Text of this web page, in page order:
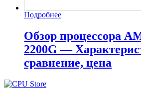
Подробнее
Обзор процессора
2200G —
сравнение, цена